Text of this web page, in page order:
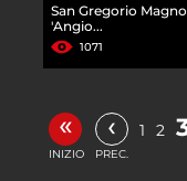
San Gregorio Magno
'Angio...
1071
«
INIZIO
‹
PREC.
1 2